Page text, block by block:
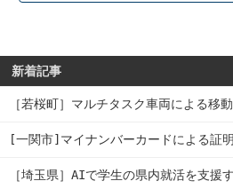
新着記事
［若桜町］マルチタスク車両による移
[一関市]マイナンバーカードによる証
［埼玉県］AIで学生の県内就活を支援